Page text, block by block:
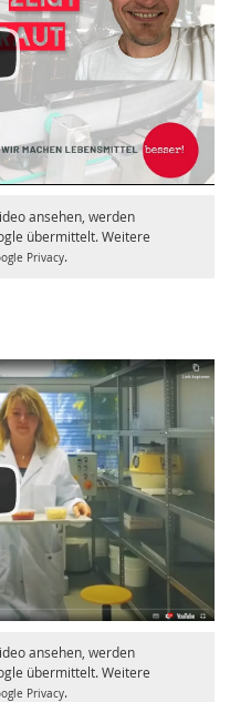
ansehen, werden
übermittelt. Weitere
Privacy.
ansehen, werden
übermittelt. Weitere
Privacy.